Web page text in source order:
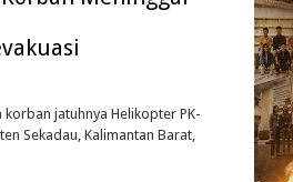
jatuhnya Helikopter PK-
Sekadau, Kalimantan Barat,